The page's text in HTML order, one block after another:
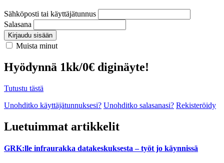
Sähköposti tai käyttäjätunnus
Salasana
Kirjaudu sisään
Muista minut
Hyödynnä 1kk/0€ diginäyte!
Tutustu tästä
Unohditko käyttäjätunnuksesi? Unohditko salasanasi? Rekisteröidy
Luetuimmat artikkelit
GRK:lle infraurakka datakeskuksesta – työt jo käynnissä